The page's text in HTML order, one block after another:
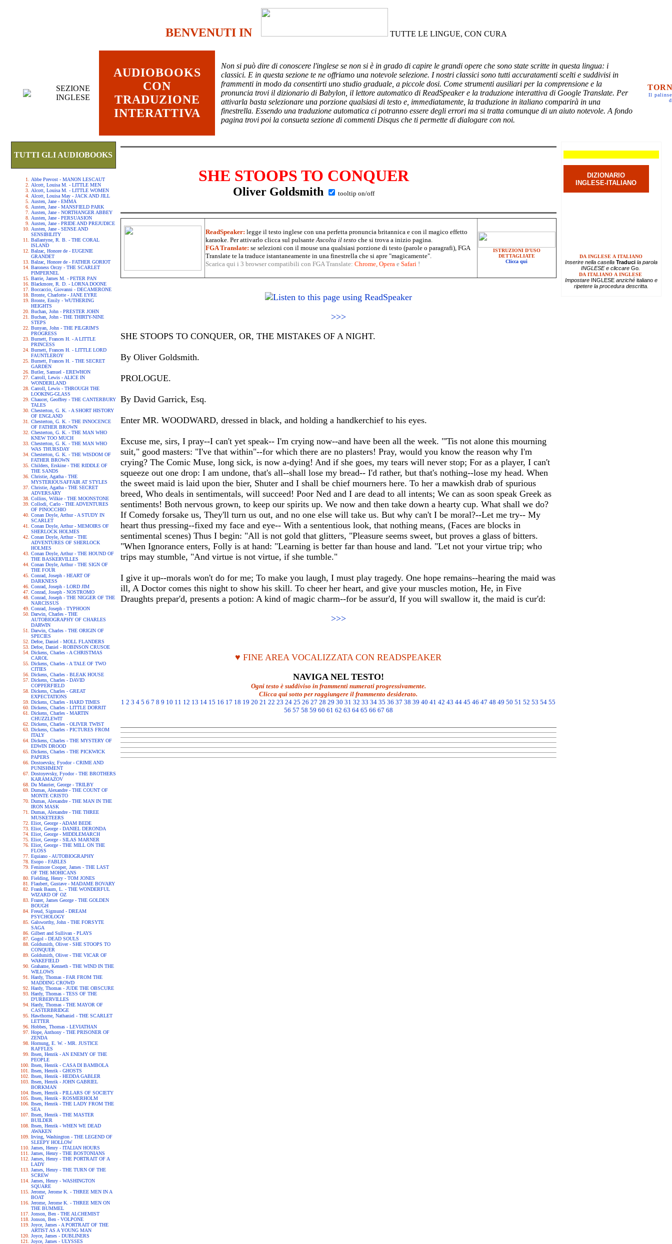
BENVENUTI IN TUTTE LE LINGUE, CON CURA
SEZIONE
INGLESE
AUDIOBOOKS
CON
TRADUZIONE
INTERATTIVA
Non si può dire di conoscere l'inglese se non si è in grado di capire le grandi opere che sono state scritte in questa lingua: i
classici. E in questa sezione te ne offriamo una notevole selezione. I nostri classici sono tutti accuratamenti scelti e suddivisi in
frammenti in modo da consentirti uno studio graduale, a piccole dosi. Come strumenti ausiliari per la comprensione e la
pronuncia trovi il dizionario di Babylon, il lettore automatico di ReadSpeaker e la traduzione interattiva di Google Translate. Per
attivarla basta selezionare una porzione qualsiasi di testo e, immediatamente, la traduzione in italiano comparirà in una
finestrella. Essendo una traduzione automatica ci potranno essere degli errori ma si tratta comunque di un aiuto notevole. A fondo
pagina trovi poi la consueta sezione di commenti Disqus che ti permette di dialogare con noi.
Il
TUTTI GLI AUDIOBOOKS
Abbe Prevost - MANON LESCAUT
Alcott, Louisa M. - LITTLE MEN
Alcott, Louisa M. - LITTLE WOMEN
Alcott, Louisa May - JACK AND JILL
Austen, Jane - EMMA
Austen, Jane - MANSFIELD PARK
Austen, Jane - NORTHANGER ABBEY
Austen, Jane - PERSUASION
Austen, Jane - PRIDE AND PREJUDICE
Austen, Jane - SENSE AND
SENSIBILITY
Ballantyne, R. B. - THE CORAL
ISLAND
Balzac, Honore de - EUGENIE
GRANDET
Balzac, Honore de - FATHER GORIOT
Baroness Orczy - THE SCARLET
PIMPERNEL
Barrie, James M. - PETER PAN
Blackmore, R. D. - LORNA DOONE
Boccaccio, Giovanni - DECAMERONE
Bronte, Charlotte - JANE EYRE
Bronte, Emily - WUTHERING
HEIGHTS
Buchan, John - PRESTER JOHN
Buchan, John - THE THIRTY-NINE
STEPS
Bunyan, John - THE PILGRIM'S
PROGRESS
Burnett, Frances H. - A LITTLE
PRINCESS
Burnett, Frances H. - LITTLE LORD
FAUNTLEROY
Burnett, Frances H. - THE SECRET
GARDEN
Butler, Samuel - EREWHON
Carroll, Lewis - ALICE IN
WONDERLAND
Carroll, Lewis - THROUGH THE
LOOKING-GLASS
Chaucer, Geoffrey - THE CANTERBURY
TALES
Chesterton, G. K. - A SHORT HISTORY
OF ENGLAND
Chesterton, G. K. - THE INNOCENCE
OF FATHER BROWN
Chesterton, G. K. - THE MAN WHO
KNEW TOO MUCH
Chesterton, G. K. - THE MAN WHO
WAS THURSDAY
Chesterton, G. K. - THE WISDOM OF
FATHER BROWN
Childers, Erskine - THE RIDDLE OF
THE SANDS
Christie, Agatha - THE
MYSTERIOUSAFFAIR AT STYLES
Christie, Agatha - THE SECRET
ADVERSARY
Collins, Wilkie - THE MOONSTONE
Collodi, Carlo - THE ADVENTURES
OF PINOCCHIO
Conan Doyle, Arthur - A STUDY IN
SCARLET
Conan Doyle, Arthur - MEMOIRS OF
SHERLOCK HOLMES
Conan Doyle, Arthur - THE
ADVENTURES OF SHERLOCK
HOLMES
Conan Doyle, Arthur - THE HOUND OF
THE BASKERVILLES
Conan Doyle, Arthur - THE SIGN OF
THE FOUR
Conrad, Joseph - HEART OF
DARKNESS
Conrad, Joseph - LORD JIM
Conrad, Joseph - NOSTROMO
Conrad, Joseph - THE NIGGER OF THE
NARCISSUS
Conrad, Joseph - TYPHOON
Darwin, Charles - THE
AUTOBIOGRAPHY OF CHARLES
DARWIN
Darwin, Charles - THE ORIGIN OF
SPECIES
Defoe, Daniel - MOLL FLANDERS
Defoe, Daniel - ROBINSON CRUSOE
Dickens, Charles - A CHRISTMAS
CAROL
Dickens, Charles - A TALE OF TWO
CITIES
Dickens, Charles - BLEAK HOUSE
Dickens, Charles - DAVID
COPPERFIELD
Dickens, Charles - GREAT
EXPECTATIONS
Dickens, Charles - HARD TIMES
Dickens, Charles - LITTLE DORRIT
Dickens, Charles - MARTIN
CHUZZLEWIT
Dickens, Charles - OLIVER TWIST
Dickens, Charles - PICTURES FROM
ITALY
Dickens, Charles - THE MYSTERY OF
EDWIN DROOD
Dickens, Charles - THE PICKWICK
PAPERS
Dostoevsky, Fyodor - CRIME AND
PUNISHMENT
Dostoyevsky, Fyodor - THE BROTHERS
KARAMAZOV
Du Maurier, George - TRILBY
Dumas, Alexandre - THE COUNT OF
MONTE CRISTO
Dumas, Alexandre - THE MAN IN THE
IRON MASK
Dumas, Alexandre - THE THREE
MUSKETEERS
Eliot, George - ADAM BEDE
Eliot, George - DANIEL DERONDA
Eliot, George - MIDDLEMARCH
Eliot, George - SILAS MARNER
Eliot, George - THE MILL ON THE
FLOSS
Equiano - AUTOBIOGRAPHY
Esopo - FABLES
Fenimore Cooper, James - THE LAST
OF THE MOHICANS
Fielding, Henry - TOM JONES
Flaubert, Gustave - MADAME BOVARY
Frank Baum, L. - THE WONDERFUL
WIZARD OF OZ
Frazer, James George - THE GOLDEN
BOUGH
Freud, Sigmund - DREAM
PSYCHOLOGY
Galsworthy, John - THE FORSYTE
SAGA
Gilbert and Sullivan - PLAYS
Gogol - DEAD SOULS
Goldsmith, Oliver - SHE STOOPS TO
CONQUER
Goldsmith, Oliver - THE VICAR OF
WAKEFIELD
Grahame, Kenneth - THE WIND IN THE
WILLOWS
Hardy, Thomas - FAR FROM THE
MADDING CROWD
Hardy, Thomas - JUDE THE OBSCURE
Hardy, Thomas - TESS OF THE
D'URBERVILLES
Hardy, Thomas - THE MAYOR OF
CASTERBRIDGE
Hawthorne, Nathaniel - THE SCARLET
LETTER
Hobbes, Thomas - LEVIATHAN
Hope, Anthony - THE PRISONER OF
ZENDA
Hornung, E. W. - MR. JUSTICE
RAFFLES
Ibsen, Henrik - AN ENEMY OF THE
PEOPLE
Ibsen, Henrik - CASA DI BAMBOLA
Ibsen, Henrik - GHOSTS
Ibsen, Henrik - HEDDA GABLER
Ibsen, Henrik - JOHN GABRIEL
BORKMAN
Ibsen, Henrik - PILLARS OF SOCIETY
Ibsen, Henrik - ROSMERHOLM
Ibsen, Henrik - THE LADY FROM THE
SEA
Ibsen, Henrik - THE MASTER
BUILDER
Ibsen, Henrik - WHEN WE DEAD
AWAKEN
Irving, Washington - THE LEGEND OF
SLEEPY HOLLOW
James, Henry - ITALIAN HOURS
James, Henry - THE BOSTONIANS
James, Henry - THE PORTRAIT OF A
LADY
James, Henry - THE TURN OF THE
SCREW
James, Henry - WASHINGTON
SQUARE
Jerome, Jerome K. - THREE MEN IN A
BOAT
Jerome, Jerome K. - THREE MEN ON
THE BUMMEL
Jonson, Ben - THE ALCHEMIST
Jonson, Ben - VOLPONE
Joyce, James - A PORTRAIT OF THE
ARTIST AS A YOUNG MAN
Joyce, James - DUBLINERS
Joyce, James - ULYSSES
SHE STOOPS TO CONQUER
Oliver Goldsmith tooltip on/off
ReadSpeaker: legge il testo inglese con una perfetta pronuncia britannica e con il magico effetto
karaoke. Per attivarlo clicca sul pulsanteAscolta il testo che si trova a inizio pagina.
FGA Translate: se selezioni con il mouse una qualsiasi porzione di testo (parole o paragrafi), FGA
Translate te la traduce istantaneamente in una finestrella che si apre "magicamente".
Scarica qui i 3 browser compatibili con FGA Translate: Chrome, Operae Safari !
ISTRUZIONI D'USO
DETTAGLIATE
Clicca qui
>>>
SHE STOOPS TO CONQUER, OR, THE MISTAKES OF A NIGHT.
By Oliver Goldsmith.
PROLOGUE.
By David Garrick, Esq.
Enter MR. WOODWARD, dressed in black, and holding a handkerchief to his eyes.
Excuse me, sirs, I pray--I can't yet speak-- I'm crying now--and have been all the week. "'Tis not alone this mourning
suit," good masters: "I've that within"--for which there are no plasters! Pray, would you know the reason why I'm
crying? The Comic Muse, long sick, is now a-dying! And if she goes, my tears will never stop; For as a player, I can't
squeeze out one drop: I am undone, that's all--shall lose my bread-- I'd rather, but that's nothing--lose my head. When
the sweet maid is laid upon the bier, Shuter and I shall be chief mourners here. To her a mawkish drab of spurious
breed, Who deals in sentimentals, will succeed! Poor Ned and I are dead to all intents; We can as soon speak Greek as
sentiments! Both nervous grown, to keep our spirits up. We now and then take down a hearty cup. What shall we do?
If Comedy forsake us, They'll turn us out, and no one else will take us. But why can't I be moral?--Let me try-- My
heart thus pressing--fixed my face and eye-- With a sententious look, that nothing means, (Faces are blocks in
sentimental scenes) Thus I begin: "All is not gold that glitters, "Pleasure seems sweet, but proves a glass of bitters.
"When Ignorance enters, Folly is at hand: "Learning is better far than house and land. "Let not your virtue trip; who
trips may stumble, "And virtue is not virtue, if she tumble."
I give it up--morals won't do for me; To make you laugh, I must play tragedy. One hope remains--hearing the maid was
ill, A Doctor comes this night to show his skill. To cheer her heart, and give your muscles motion, He, in Five
Draughts prepar'd, presents a potion: A kind of magic charm--for be assur'd, If you will swallow it, the maid is cur'd:
>>>
♥ FINE AREA VOCALIZZATA CON READSPEAKER
NAVIGA NEL TESTO!
Ogni testo è suddiviso in frammenti numerati progressivamente.
Clicca qui sotto per raggiungere il frammento desiderato.
1 2 3 4 5 6 7 8 9 10 11 12 13 14 15 16 17 18 19 20 21 22 23 24 25 26 27 28 29 30 31 32 33 34 35 36 37 38 39 40 41 42 43 44 45 46 47 48 49 50 51 52 53 54 55
56 57 58 59 60 61 62 63 64 65 66 67 68
DIZIONARIO
INGLESE-ITALIANO
DA INGLESE A ITALIANO
Inserire nella casella Traducila parola
INGLESE e cliccare Go.
DA ITALIANO A INGLESE
Impostare INGLESEanziché italianoe
ripetere la procedura descritta.